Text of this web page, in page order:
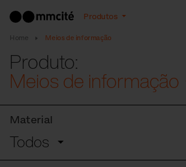
Produtos
Home Meios de informação
Produto:
Meios de informação
Material
Todos